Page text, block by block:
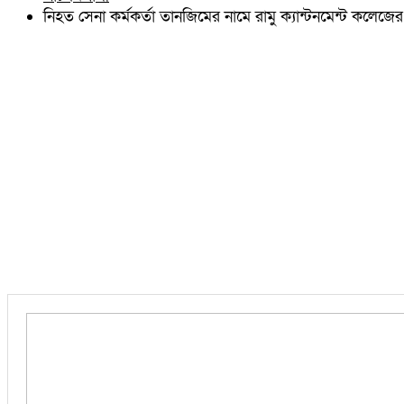
নাঙ্গলকোট
নিহত সেনা কর্মকর্তা তানজিমের নামে রামু ক্যান্টনমেন্ট